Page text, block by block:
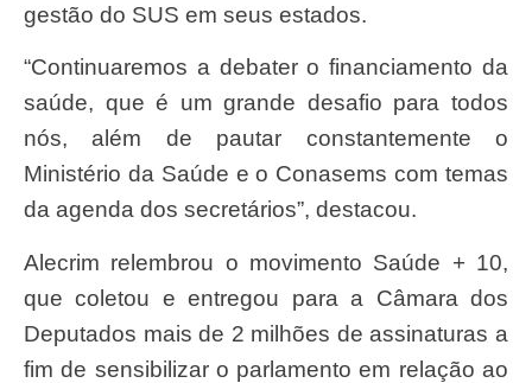
gestão do SUS em seus estados.
“Continuaremos a debater o financiamento da
saúde, que é um grande desafio para todos
nós, além de pautar constantemente o
Ministério da Saúde e o Conasems com temas
da agenda dos secretários”, destacou.
Alecrim relembrou o movimento Saúde + 10,
que coletou e entregou para a Câmara dos
Deputados mais de 2 milhões de assinaturas a
fim de sensibilizar o parlamento em relação ao